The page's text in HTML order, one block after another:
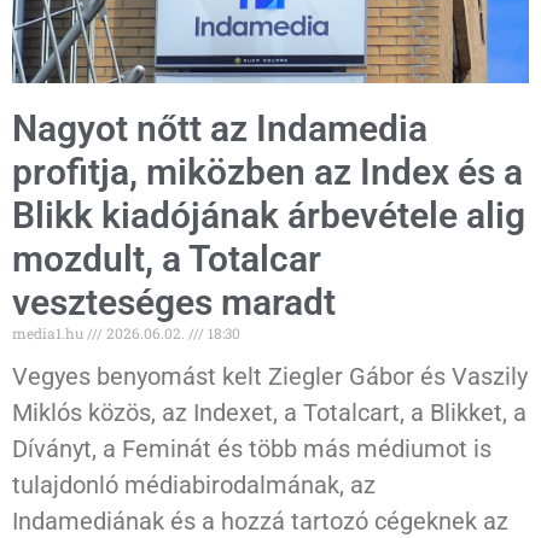
Nagyot nőtt az Indamedia
profitja, miközben az Index és a
Blikk kiadójának árbevétele alig
mozdult, a Totalcar
veszteséges maradt
media1.hu 2026.06.02. 18:30
Vegyes benyomást kelt Ziegler Gábor és Vaszily
Miklós közös, az Indexet, a Totalcart, a Blikket, a
Díványt, a Feminát és több más médiumot is
tulajdonló médiabirodalmának, az
Indamediának és a hozzá tartozó cégeknek az